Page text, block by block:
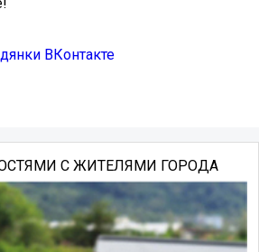
ВКонтакте
С ЖИТЕЛЯМИ ГОРОДА